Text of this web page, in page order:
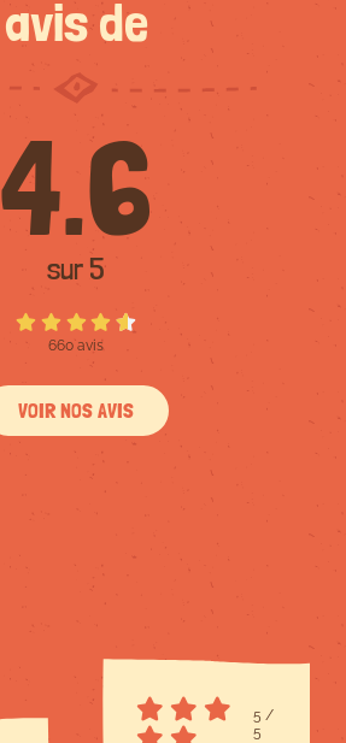
avis de
4.6
sur 5
660 avis
VOIR NOS AVIS
5 /
5